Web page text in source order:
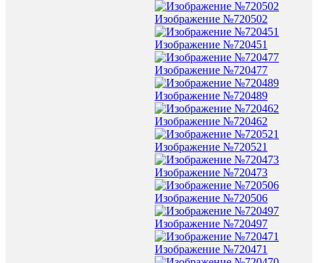
Изображение №720502
Изображение №720451
Изображение №720477
Изображение №720489
Изображение №720462
Изображение №720521
Изображение №720473
Изображение №720506
Изображение №720497
Изображение №720471